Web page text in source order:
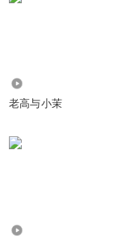
老高与小茉